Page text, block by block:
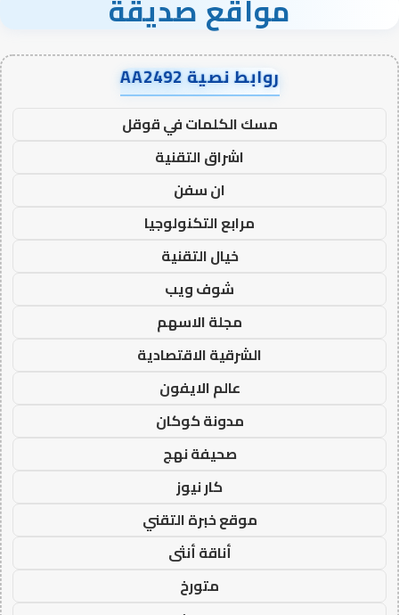
روابط نصية AA2492
مسك الكلمات في قوقل
اشراق التقنية
ان سفن
مرابع التكنولوجيا
خيال التقنية
شوف ويب
مجلة الاسهم
الشرقية الاقتصادية
عالم الايفون
مدونة كوكان
صحيفة نهج
كار نيوز
موقع خبرة التقني
أناقة أنثى
متورخ